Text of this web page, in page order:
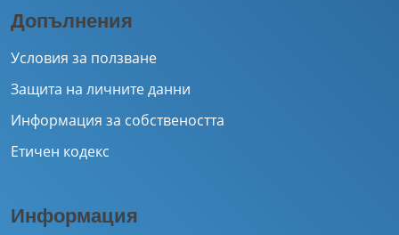
Допълнения
Условия за ползване
Защита на личните данни
Информация за собствеността
Етичен кодекс
Информация